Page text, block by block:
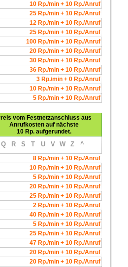
10 Rp./min + 10 Rp./Anruf
25 Rp./min + 10 Rp./Anruf
12 Rp./min + 10 Rp./Anruf
25 Rp./min + 10 Rp./Anruf
100 Rp./min + 10 Rp./Anruf
20 Rp./min + 10 Rp./Anruf
30 Rp./min + 10 Rp./Anruf
36 Rp./min + 10 Rp./Anruf
3 Rp./min + 0 Rp./Anruf
10 Rp./min + 10 Rp./Anruf
5 Rp./min + 10 Rp./Anruf
vom Festnetzanschluss aus
Anrufkosten auf nächste
10 Rp. aufgerundet.
Q R S T U V W Z ^
8 Rp./min + 10 Rp./Anruf
10 Rp./min + 10 Rp./Anruf
5 Rp./min + 10 Rp./Anruf
20 Rp./min + 10 Rp./Anruf
25 Rp./min + 10 Rp./Anruf
2 Rp./min + 10 Rp./Anruf
40 Rp./min + 10 Rp./Anruf
5 Rp./min + 10 Rp./Anruf
25 Rp./min + 10 Rp./Anruf
47 Rp./min + 10 Rp./Anruf
20 Rp./min + 10 Rp./Anruf
20 Rp./min + 10 Rp./Anruf